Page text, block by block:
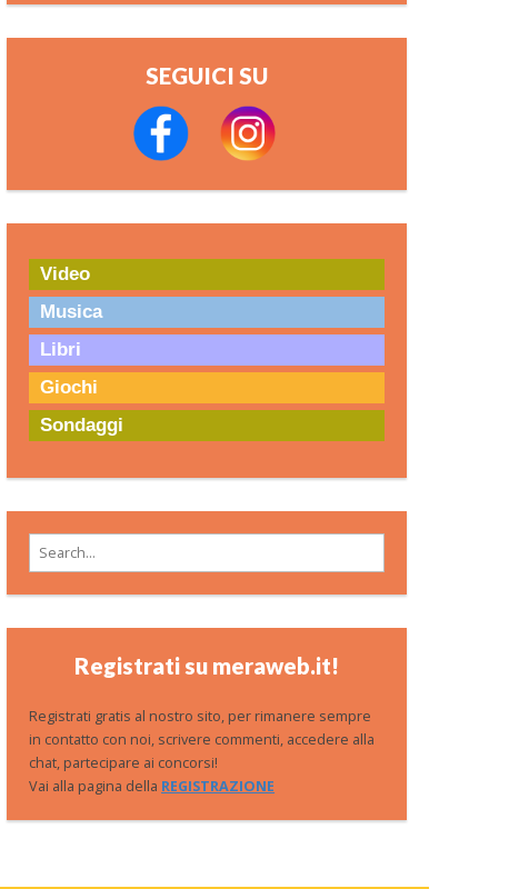
SEGUICI SU
Video
Musica
Libri
Giochi
Sondaggi
Search for:
Registrati su meraweb.it!
Registrati gratis al nostro sito, per rimanere sempre
in contatto con noi, scrivere commenti, accedere alla
chat, partecipare ai concorsi!
Vai alla pagina della REGISTRAZIONE